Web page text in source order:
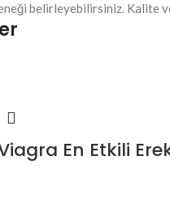
belirleyebilirsiniz. Kalite
En Etkili